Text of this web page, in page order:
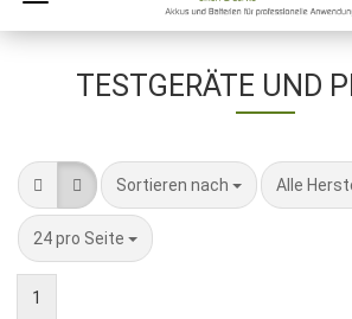
TESTGERÄTE UND
Sortieren nach
Sortieren nach Alle
pro Seite
24 pro Seite
pro Seite
1